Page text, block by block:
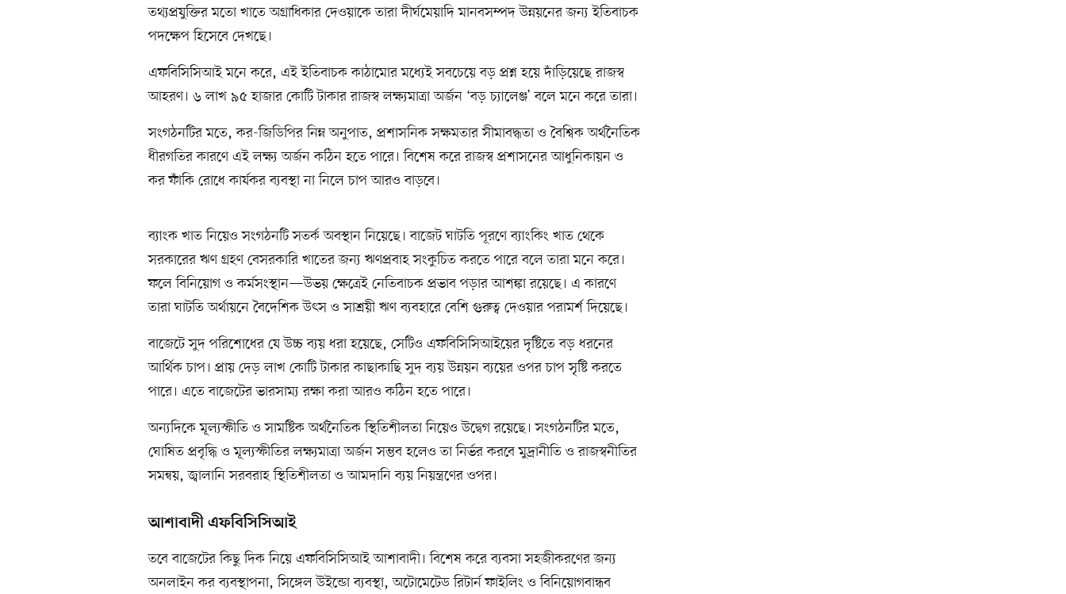
তথ্যপ্রযুক্তির মতো খাতে অগ্রাধিকার দেওয়াকে তারা দীর্ঘমেয়াদি মানবসম্পদ উন্নয়নের জন্য ইতিবাচক
পদক্ষেপ হিসেবে দেখছে।
এফবিসিসিআই মনে করে, এই ইতিবাচক কাঠামোর মধ্যেই সবচেয়ে বড় প্রশ্ন হয়ে দাঁড়িয়েছে রাজস্ব
আহরণ। ৬ লাখ ৯৫ হাজার কোটি টাকার রাজস্ব লক্ষ্যমাত্রা অর্জন ‘বড় চ্যালেঞ্জ’ বলে মনে করে তারা।
সংগঠনটির মতে, কর-জিডিপির নিম্ন অনুপাত, প্রশাসনিক সক্ষমতার সীমাবদ্ধতা ও বৈশ্বিক অর্থনৈতিক
ধীরগতির কারণে এই লক্ষ্য অর্জন কঠিন হতে পারে। বিশেষ করে রাজস্ব প্রশাসনের আধুনিকায়ন ও
কর ফাঁকি রোধে কার্যকর ব্যবস্থা না নিলে চাপ আরও বাড়বে।
ব্যাংক খাত নিয়েও সংগঠনটি সতর্ক অবস্থান নিয়েছে। বাজেট ঘাটতি পূরণে ব্যাংকিং খাত থেকে
সরকারের ঋণ গ্রহণ বেসরকারি খাতের জন্য ঋণপ্রবাহ সংকুচিত করতে পারে বলে তারা মনে করে।
ফলে বিনিয়োগ ও কর্মসংস্থান—উভয় ক্ষেত্রেই নেতিবাচক প্রভাব পড়ার আশঙ্কা রয়েছে। এ কারণে
তারা ঘাটতি অর্থায়নে বৈদেশিক উৎস ও সাশ্রয়ী ঋণ ব্যবহারে বেশি গুরুত্ব দেওয়ার পরামর্শ দিয়েছে।
বাজেটে সুদ পরিশোধের যে উচ্চ ব্যয় ধরা হয়েছে, সেটিও এফবিসিসিআইয়ের দৃষ্টিতে বড় ধরনের
আর্থিক চাপ। প্রায় দেড় লাখ কোটি টাকার কাছাকাছি সুদ ব্যয় উন্নয়ন ব্যয়ের ওপর চাপ সৃষ্টি করতে
পারে। এতে বাজেটের ভারসাম্য রক্ষা করা আরও কঠিন হতে পারে।
অন্যদিকে মূল্যস্ফীতি ও সামষ্টিক অর্থনৈতিক স্থিতিশীলতা নিয়েও উদ্বেগ রয়েছে। সংগঠনটির মতে,
ঘোষিত প্রবৃদ্ধি ও মূল্যস্ফীতির লক্ষ্যমাত্রা অর্জন সম্ভব হলেও তা নির্ভর করবে মুদ্রানীতি ও রাজস্বনীতির
সমন্বয়, জ্বালানি সরবরাহ স্থিতিশীলতা ও আমদানি ব্যয় নিয়ন্ত্রণের ওপর।
আশাবাদী এফবিসিসিআই
তবে বাজেটের কিছু দিক নিয়ে এফবিসিসিআই আশাবাদী। বিশেষ করে ব্যবসা সহজীকরণের জন্য
অনলাইন কর ব্যবস্থাপনা, সিঙ্গেল উইন্ডো ব্যবস্থা, অটোমেটেড রিটার্ন ফাইলিং ও বিনিয়োগবান্ধব